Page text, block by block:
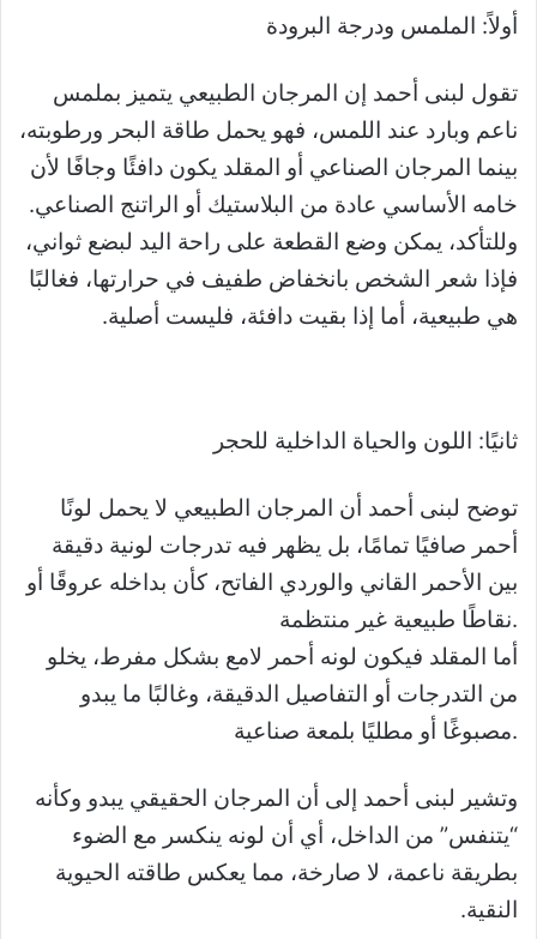
أولاً: الملمس ودرجة البرودة
تقول لبنى أحمد إن المرجان الطبيعي يتميز بملمس
ناعم وبارد عند اللمس، فهو يحمل طاقة البحر ورطوبته،
بينما المرجان الصناعي أو المقلد يكون دافئًا وجافًا لأن
خامه الأساسي عادة من البلاستيك أو الراتنج الصناعي.
وللتأكد، يمكن وضع القطعة على راحة اليد لبضع ثواني،
فإذا شعر الشخص بانخفاض طفيف في حرارتها، فغالبًا
هي طبيعية، أما إذا بقيت دافئة، فليست أصلية.
ثانيًا: اللون والحياة الداخلية للحجر
توضح لبنى أحمد أن المرجان الطبيعي لا يحمل لونًا
أحمر صافيًا تمامًا، بل يظهر فيه تدرجات لونية دقيقة
بين الأحمر القاني والوردي الفاتح، كأن بداخله عروقًا أو
نقاطًا طبيعية غير منتظمة.
أما المقلد فيكون لونه أحمر لامع بشكل مفرط، يخلو
من التدرجات أو التفاصيل الدقيقة، وغالبًا ما يبدو
مصبوغًا أو مطليًا بلمعة صناعية.
وتشير لبنى أحمد إلى أن المرجان الحقيقي يبدو وكأنه
“يتنفس” من الداخل، أي أن لونه ينكسر مع الضوء
بطريقة ناعمة، لا صارخة، مما يعكس طاقته الحيوية
النقية.